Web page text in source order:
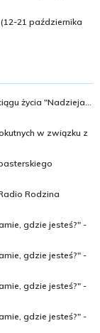
21 października
życia "Nadzieja...
w związku z
Rodzina
gdzie jesteś?" -
gdzie jesteś?" -
gdzie jesteś?" -
gdzie jesteś?" -